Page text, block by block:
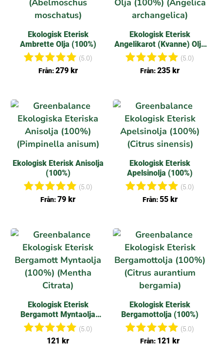
Ekologisk Eterisk
Ambrette Olja (100%)
Betygsat
(5.0)
Från:279 kr
Ekologisk Eterisk
Angelikarot (Kvanne) Olja
(100%)
Betygsat
(5.0)
Från:235kr
Ekologisk Eterisk Anisolja
(100%)
Betygsat
(5.0)
Från:79kr
Ekologisk Eterisk
Apelsinolja (100%)
Betygsat
(5.0)
Från:55 kr
Ekologisk Eterisk
Bergamott Myntaolja
(100%)
Betygsat
(5.0)
121 kr
Ekologisk Eterisk
Bergamottolja (100%)
Betygsat
(5.0)
Från: 121 kr